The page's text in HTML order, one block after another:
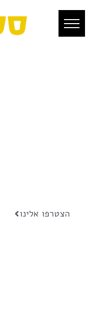
הצטרפו אלינו